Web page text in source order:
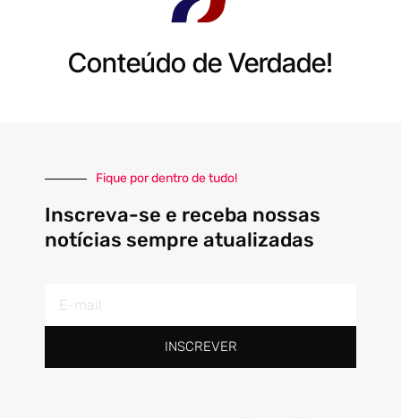
Conteúdo de Verdade!
Fique por dentro de tudo!
Inscreva-se e receba nossas
notícias sempre atualizadas
mail
INSCREVER